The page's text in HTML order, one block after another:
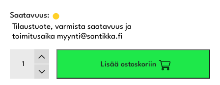
Tilaustuote, varmista saatavuus ja
toimitusaika myynti@santikka.fi
Callaway
Elyte
Lisää ostoskoriin